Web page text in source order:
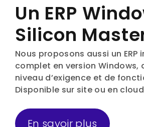
Un ERP
Silicon
Nous proposons aussi un ERP
complet en version Windows,
niveau d’exigence et de
Disponible sur site ou en
En savoir plus